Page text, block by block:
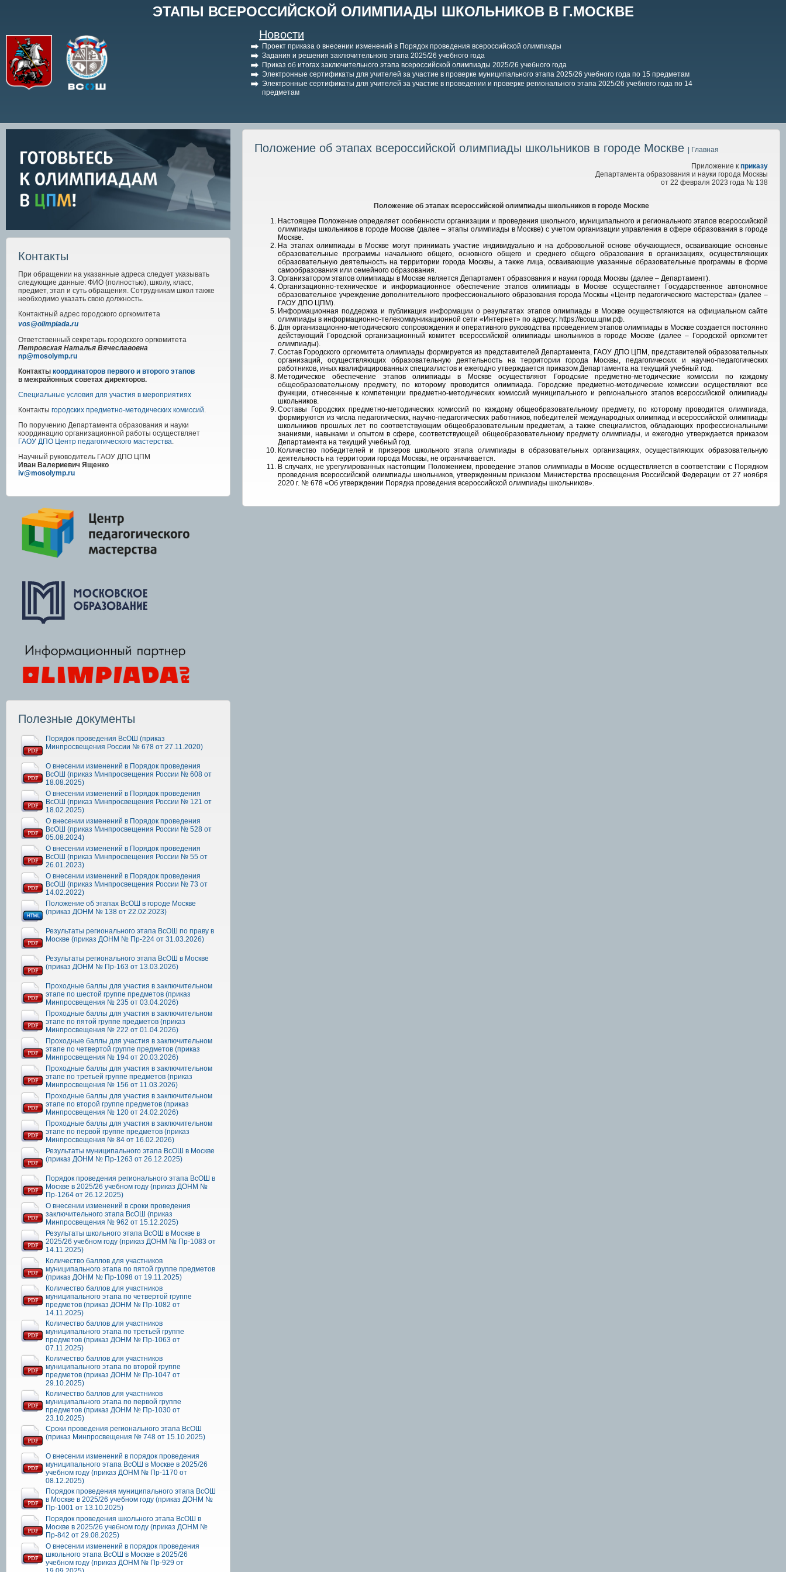
ЭТАПЫ ВСЕРОССИЙСКОЙ ОЛИМПИАДЫ ШКОЛЬНИКОВ В Г.МОСКВЕ
Новости
Проект приказа о внесении изменений в Порядок проведения всероссийской олимпиады
Задания и решения заключительного этапа 2025/26 учебного года
Приказ об итогах заключительного этапа всероссийской олимпиады 2025/26 учебного года
Электронные сертификаты для учителей за участие в проверке муниципального этапа 2025/26 учебного года по 15 предметам
Электронные сертификаты для учителей за участие в проведении и проверке регионального этапа 2025/26 учебного года по 14
предметам
Контакты
При обращении на указанные адреса следует указывать
следующие данные: ФИО (полностью), школу, класс,
предмет, этап и суть обращения. Сотрудникам школ также
необходимо указать свою должность.
Контактный адрес городского оргкомитета
vos@olimpiada.ru
Ответственный секретарь городского оргкомитета
Петровская Наталья Вячеславовна
np@mosolymp.ru
Контакты координаторов первого и второго этапов
в межрайонных советах директоров.
Специальные условия для участия в мероприятиях
Контакты городских предметно-методических комиссий.
По поручению Департамента образования и науки
координацию организационной работы осуществляет
ГАОУ ДПО Центр педагогического мастерства.
Научный руководитель ГАОУ ДПО ЦПМ
Иван Валериевич Ященко
iv@mosolymp.ru
Полезные документы
Порядок проведения ВсОШ (приказ
Минпросвещения России № 678 от 27.11.2020)
О внесении изменений в Порядок проведения
ВсОШ (приказ Минпросвещения России № 608 от
18.08.2025)
О внесении изменений в Порядок проведения
ВсОШ (приказ Минпросвещения России № 121 от
18.02.2025)
О внесении изменений в Порядок проведения
ВсОШ (приказ Минпросвещения России № 528 от
05.08.2024)
О внесении изменений в Порядок проведения
ВсОШ (приказ Минпросвещения России № 55 от
26.01.2023)
О внесении изменений в Порядок проведения
ВсОШ (приказ Минпросвещения России № 73 от
14.02.2022)
Положение об этапах ВсОШ в городе Москве
(приказ ДОНМ № 138 от 22.02.2023)
Результаты регионального этапа ВсОШ по праву в
Москве (приказ ДОНМ № Пр-224 от 31.03.2026)
Результаты регионального этапа ВсОШ в Москве
(приказ ДОНМ № Пр-163 от 13.03.2026)
Проходные баллы для участия в заключительном
этапе по шестой группе предметов (приказ
Минпросвещения № 235 от 03.04.2026)
Проходные баллы для участия в заключительном
этапе по пятой группе предметов (приказ
Минпросвещения № 222 от 01.04.2026)
Проходные баллы для участия в заключительном
этапе по четвертой группе предметов (приказ
Минпросвещения № 194 от 20.03.2026)
Проходные баллы для участия в заключительном
этапе по третьей группе предметов (приказ
Минпросвещения № 156 от 11.03.2026)
Проходные баллы для участия в заключительном
этапе по второй группе предметов (приказ
Минпросвещения № 120 от 24.02.2026)
Проходные баллы для участия в заключительном
этапе по первой группе предметов (приказ
Минпросвещения № 84 от 16.02.2026)
Результаты муниципального этапа ВсОШ в Москве
(приказ ДОНМ № Пр-1263 от 26.12.2025)
Порядок проведения регионального этапа ВсОШ в
Москве в 2025/26 учебном году (приказ ДОНМ №
Пр-1264 от 26.12.2025)
О внесении изменений в сроки проведения
заключительного этапа ВсОШ (приказ
Минпросвещения № 962 от 15.12.2025)
Результаты школьного этапа ВсОШ в Москве в
2025/26 учебном году (приказ ДОНМ № Пр-1083 от
14.11.2025)
Количество баллов для участников
муниципального этапа по пятой группе предметов
(приказ ДОНМ № Пр-1098 от 19.11.2025)
Количество баллов для участников
муниципального этапа по четвертой группе
предметов (приказ ДОНМ № Пр-1082 от
14.11.2025)
Количество баллов для участников
муниципального этапа по третьей группе
предметов (приказ ДОНМ № Пр-1063 от
07.11.2025)
Количество баллов для участников
муниципального этапа по второй группе
предметов (приказ ДОНМ № Пр-1047 от
29.10.2025)
Количество баллов для участников
муниципального этапа по первой группе
предметов (приказ ДОНМ № Пр-1030 от
23.10.2025)
Сроки проведения регионального этапа ВсОШ
(приказ Минпросвещения № 748 от 15.10.2025)
О внесении изменений в порядок проведения
муниципального этапа ВсОШ в Москве в 2025/26
учебном году (приказ ДОНМ № Пр-1170 от
08.12.2025)
Порядок проведения муниципального этапа ВсОШ
в Москве в 2025/26 учебном году (приказ ДОНМ №
Пр-1001 от 13.10.2025)
Порядок проведения школьного этапа ВсОШ в
Москве в 2025/26 учебном году (приказ ДОНМ №
Пр-842 от 29.08.2025)
О внесении изменений в порядок проведения
школьного этапа ВсОШ в Москве в 2025/26
учебном году (приказ ДОНМ № Пр-929 от
Положение об этапах всероссийской олимпиады школьников в городе Москве
| Главная
Приложение к приказу
Департамента образования и науки города Москвы
от 22 февраля 2023 года № 138
Положение об этапах всероссийской олимпиады школьников в городе Москве
Настоящее Положение определяет особенности организации и проведения школьного, муниципального и регионального этапов всероссийской
олимпиады школьников в городе Москве (далее – этапы олимпиады в Москве) с учетом организации управления в сфере образования в городе
Москве.
На этапах олимпиады в Москве могут принимать участие индивидуально и на добровольной основе обучающиеся, осваивающие основные
образовательные программы начального общего, основного общего и среднего общего образования в организациях, осуществляющих
образовательную деятельность на территории города Москвы, а также лица, осваивающие указанные образовательные программы в форме
самообразования или семейного образования.
Организатором этапов олимпиады в Москве является Департамент образования и науки города Москвы (далее – Департамент).
Организационно-техническое и информационное обеспечение этапов олимпиады в Москве осуществляет Государственное автономное
образовательное учреждение дополнительного профессионального образования города Москвы «Центр педагогического мастерства» (далее –
ГАОУ ДПО ЦПМ).
Информационная поддержка и публикация информации о результатах этапов олимпиады в Москве осуществляются на официальном сайте
олимпиады в информационно-телекоммуникационной сети «Интернет» по адресу: https://всош.цпм.рф.
Для организационно-методического сопровождения и оперативного руководства проведением этапов олимпиады в Москве создается постоянно
действующий Городской организационный комитет всероссийской олимпиады школьников в городе Москве (далее – Городской оргкомитет
олимпиады).
Состав Городского оргкомитета олимпиады формируется из представителей Департамента, ГАОУ ДПО ЦПМ, представителей образовательных
организаций, осуществляющих образовательную деятельность на территории города Москвы, педагогических и научно-педагогических
работников, иных квалифицированных специалистов и ежегодно утверждается приказом Департамента на текущий учебный год.
Методическое обеспечение этапов олимпиады в Москве осуществляют Городские предметно-методические комиссии по каждому
общеобразовательному предмету, по которому проводится олимпиада. Городские предметно-методические комиссии осуществляют все
функции, отнесенные к компетенции предметно-методических комиссий муниципального и регионального этапов всероссийской олимпиады
школьников.
Составы Городских предметно-методических комиссий по каждому общеобразовательному предмету, по которому проводится олимпиада,
формируются из числа педагогических, научно-педагогических работников, победителей международных олимпиад и всероссийской олимпиады
школьников прошлых лет по соответствующим общеобразовательным предметам, а также специалистов, обладающих профессиональными
знаниями, навыками и опытом в сфере, соответствующей общеобразовательному предмету олимпиады, и ежегодно утверждается приказом
Департамента на текущий учебный год.
Количество победителей и призеров школьного этапа олимпиады в образовательных организациях, осуществляющих образовательную
деятельность на территории города Москвы, не ограничивается.
В случаях, не урегулированных настоящим Положением, проведение этапов олимпиады в Москве осуществляется в соответствии с Порядком
проведения всероссийской олимпиады школьников, утвержденным приказом Министерства просвещения Российской Федерации от 27 ноября
2020 г. № 678 «Об утверждении Порядка проведения всероссийской олимпиады школьников».